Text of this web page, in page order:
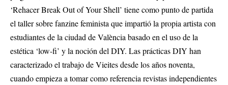
‘Rehacer Break Out of Your Shell’ tiene como punto de partida
el taller sobre fanzine feminista que impartió la propia artista con
estudiantes de la ciudad de València basado en el uso de la
estética ‘low-fi’ y la noción del DIY. Las prácticas DIY han
caracterizado el trabajo de Vieites desde los años noventa,
cuando empieza a tomar como referencia revistas independientes